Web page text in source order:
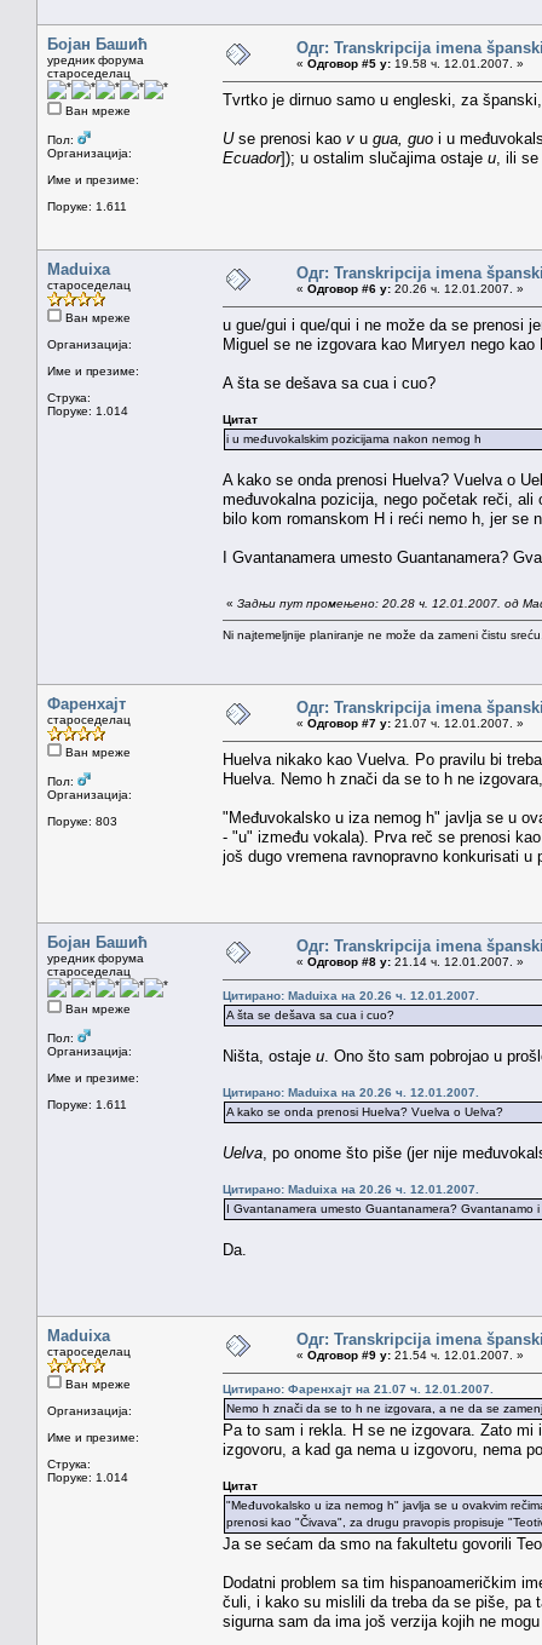
Бојан Башић
уредник форума
староседелац
Ван мреже
Пол:
Организација:
Име и презиме:
Поруке: 1.611
Одг: Transkripcija imena
« Одговор #5 у: 19.58 ч. 12.01.2007. »
Tvrtko je dirnuo samo u engleski, za
Use prenosi kao v u gua, guo i u
Ecuador]); u ostalim slučajima ostaje u , ili
Maduixa
староседелац
Ван мреже
Организација:
Име и презиме:
Струка:
Поруке: 1.014
Одг: Transkripcija imena
« Одговор #6 у: 20.26 ч. 12.01.2007. »
u gue/gui i que/qui i ne može da se prenosi
Miguel se ne izgovara kao Мигуел nego
A šta se dešava sa cua i cuo?
Цитат
i u međuvokalskim pozicijama nakon nemog h
A kako se onda prenosi Huelva? Vuelva o
međuvokalna pozicija, nego početak reči,
bilo kom romanskom H i reći nemo h, jer se
I Gvantanamera umesto Guantanamera?
« Задњи пут промењено: 20.28 ч. 12.01.2007. од
Ni najtemeljnije planiranje ne može da zameni čistu
Фаренхајт
староседелац
Ван мреже
Пол:
Организација:
Поруке: 803
Одг: Transkripcija imena
« Одговор #7 у: 21.07 ч. 12.01.2007. »
Huelva nikako kao Vuelva. Po pravilu bi
Huelva. Nemo h znači da se to h ne
"Međuvokalsko u iza nemog h" javlja se u
- "u" između vokala). Prva reč se prenosi
još dugo vremena ravnopravno konkurisati u
Бојан Башић
уредник форума
староседелац
Ван мреже
Пол:
Организација:
Име и презиме:
Поруке: 1.611
Одг: Transkripcija imena
« Одговор #8 у: 21.14 ч. 12.01.2007. »
Цитирано: Maduixa на 20.26 ч. 12.01.2007.
A šta se dešava sa cua i cuo?
Ništa, ostaje u . Ono što sam pobrojao u
Цитирано: Maduixa на 20.26 ч. 12.01.2007.
A kako se onda prenosi Huelva? Vuelva o Uelva?
Uelva , po onome što piše (jer nije
Цитирано: Maduixa на 20.26 ч. 12.01.2007.
I Gvantanamera umesto Guantanamera? Gvantanamo
Da.
Maduixa
староседелац
Ван мреже
Организација:
Име и презиме:
Струка:
Поруке: 1.014
Одг: Transkripcija imena
« Одговор #9 у: 21.54 ч. 12.01.2007. »
Цитирано: Фаренхајт на 21.07 ч. 12.01.2007.
Nemo h znači da se to h ne izgovara, a ne da se
Pa to sam i rekla. H se ne izgovara. Zato
izgovoru, a kad ga nema u izgovoru, nema
Цитат
"Međuvokalsko u iza nemog h" javlja se u ovakvim
prenosi kao "Čivava", za drugu pravopis propisuje
Ja se sećam da smo na fakultetu govorili
Dodatni problem sa tim hispanoameričkim
čuli, i kako su mislili da treba da se piše, pa
sigurna sam da ima još verzija kojih ne